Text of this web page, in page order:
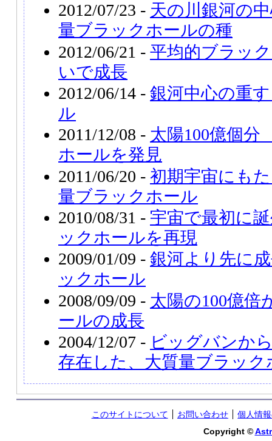
2012/07/23 - 天の川銀河の
量ブラックホールの種
2012/06/21 - 平均的ブラッ
いで成長
2012/06/14 - 銀河中心の重
ル
2011/12/08 - 太陽100億個
ホールを発見
2011/06/20 - 初期宇宙にも
量ブラックホール
2010/08/31 - 宇宙で最初に
ックホールを再現
2009/01/09 - 銀河より先に
ックホール
2008/09/09 - 太陽の100億倍
ールの成長
2004/12/07 - ビッグバンか
存在した、大質量ブラッ
このサイトについて お問い合わせ
個人情
Copyright ©